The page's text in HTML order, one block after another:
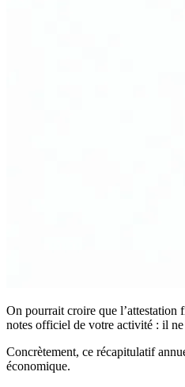
On pourrait croire que l’attestation
notes officiel de votre activité : il ne
Concrètement, ce récapitulatif
économique.